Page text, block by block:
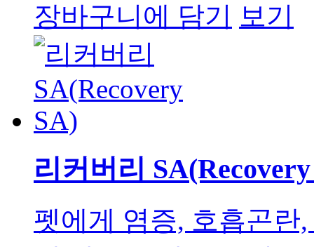
장바구니에 담기 보기
리커버리
펫에게 염증, 호흡곤란